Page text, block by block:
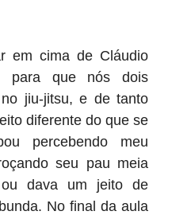
em cima de Cláudio
para que nós dois
jiu-jitsu, e de tanto
diferente do que se
percebendo meu
seu pau meia
dava um jeito de
No final da aula